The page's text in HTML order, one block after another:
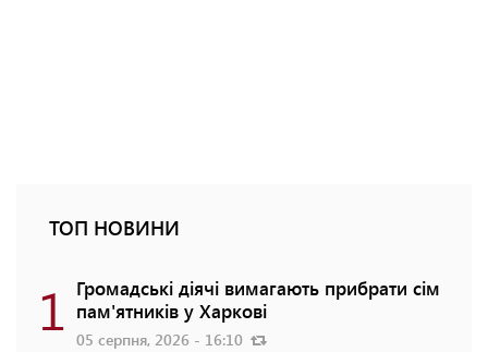
ТОП НОВИНИ
1 Громадські діячі вимагають прибрати сім
пам'ятників у Харкові
05 серпня, 2026 - 16:10